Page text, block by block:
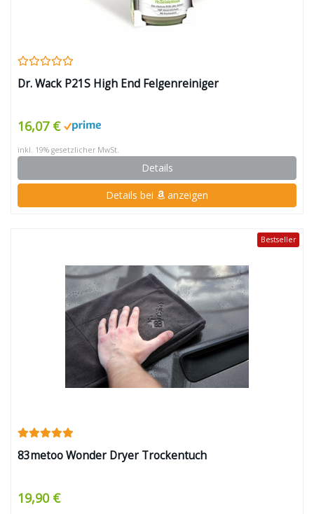
Dr. Wack P21S High End Felgenreiniger
16,07 €
inkl. 19% gesetzlicher MwSt.
Details
Details bei anzeigen
Bestseller
83metoo Wonder Dryer Trockentuch
19,90 €